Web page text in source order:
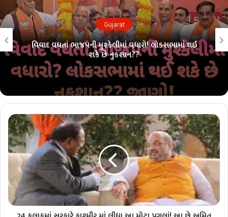
Gujarat
વધતાં ભાજપની મુશ્કેલીમાં વધારો! લોકસભામાં થઈ
શકે છે નુકશાન??